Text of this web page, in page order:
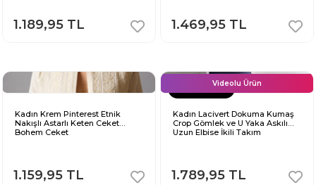
1.189,95 TL 1.469,95 TL
Kadın Krem Pinterest Etnik
Nakışlı Astarlı Keten Ceket
Bohem Ceket
1.159,95 TL
KARGO BEDAVAVideolu Ürün
Kadın Lacivert Dokuma Kumaş
Crop Gömlek ve U Yaka Askılı
Uzun Elbise İkili Takım
1.789,95 TL